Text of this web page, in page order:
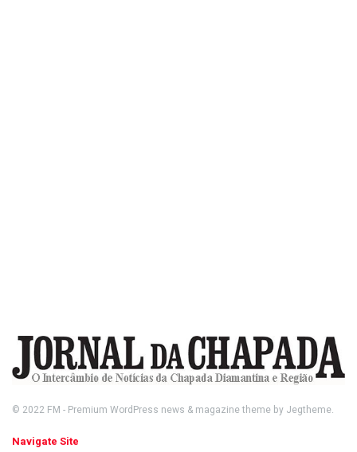
© 2022 FM - Premium WordPress news & magazine theme by Jegtheme.
Navigate Site